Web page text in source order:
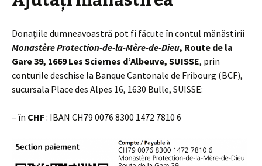
Donaţiile dumneavoastră pot fi făcute în contul mănăstirii
Monastère Protection-de-la-Mère-de-Dieu, Route de la
Gare 39, 1669 Les Sciernes d’Albeuve, SUISSE, prin
conturile deschise la Banque Cantonale de Fribourg (BCF),
sucursala Place des Alpes 16, 1630 Bulle, SUISSE:
– în CHF: IBAN CH79 0076 8300 1472 7810 6